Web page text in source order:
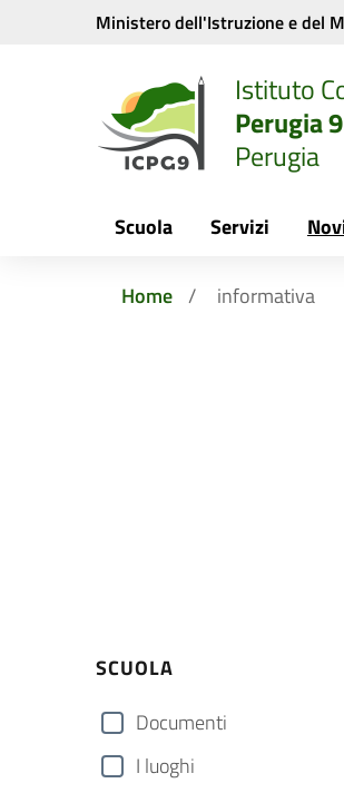
Vai ai contenuti
Vai al menu di navigazione
Ministero dell'Istruzione e del
Istituto
Perugia 9
Perugia
Scuola Servizi
Home informativa
SCUOLA
Documenti
I luoghi